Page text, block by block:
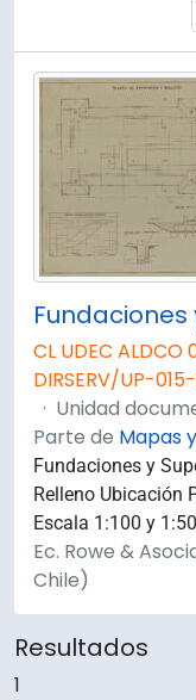
CL UDEC ALDCO
DIRSERV/UP-
· Unidad
Parte de Mapas
Fundaciones y
Relleno Ubicación
Escala 1:100 y 1:50
Ec. Rowe &
Chile)
Resultados
1